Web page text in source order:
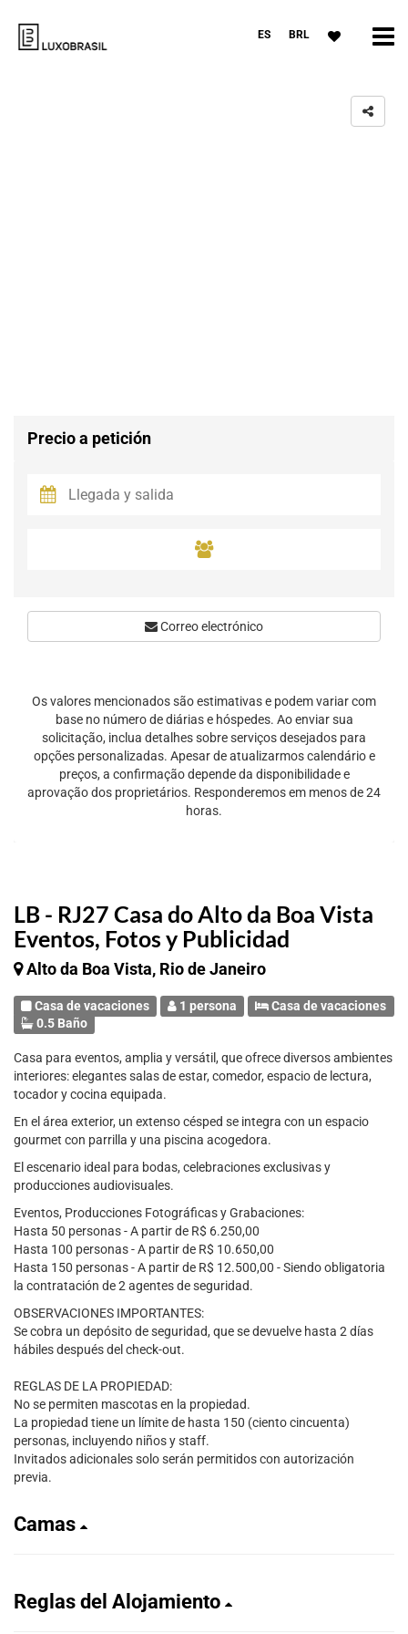
ES BRL
LB - RJ27 Casa do Alto da Boa Vista
Eventos, Fotos y Publicidad
Alto da Boa Vista, Rio de Janeiro
Casa de vacaciones 1 persona
Casa de vacaciones
0.5 Baño
Casa para eventos, amplia y versátil, que ofrece diversos ambientes
interiores: elegantes salas de estar, comedor, espacio de lectura,
tocador y cocina equipada.
En el área exterior, un extenso césped se integra con un espacio
gourmet con parrilla y una piscina acogedora.
El escenario ideal para bodas, celebraciones exclusivas y
producciones audiovisuales.
Eventos, Producciones Fotográficas y Grabaciones:
Hasta 50 personas - A partir de R$ 6.250,00
Hasta 100 personas - A partir de R$ 10.650,00
Hasta 150 personas - A partir de R$ 12.500,00 - Siendo obligatoria
la contratación de 2 agentes de seguridad.
OBSERVACIONES IMPORTANTES:
Se cobra un depósito de seguridad, que se devuelve hasta 2 días
hábiles después del check-out.
REGLAS DE LA PROPIEDAD:
No se permiten mascotas en la propiedad.
La propiedad tiene un límite de hasta 150 (ciento cincuenta)
personas, incluyendo niños y staff.
Invitados adicionales solo serán permitidos con autorización
previa.
Camas
Reglas del Alojamiento
Precio a petición
Correo electrónico
Os valores mencionados são estimativas e podem variar com
base no número de diárias e hóspedes. Ao enviar sua
solicitação, inclua detalhes sobre serviços desejados para
opções personalizadas. Apesar de atualizarmos calendário e
preços, a confirmação depende da disponibilidade e
aprovação dos proprietários. Responderemos em menos de 24
horas.